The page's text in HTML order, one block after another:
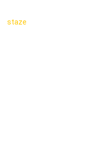
staze